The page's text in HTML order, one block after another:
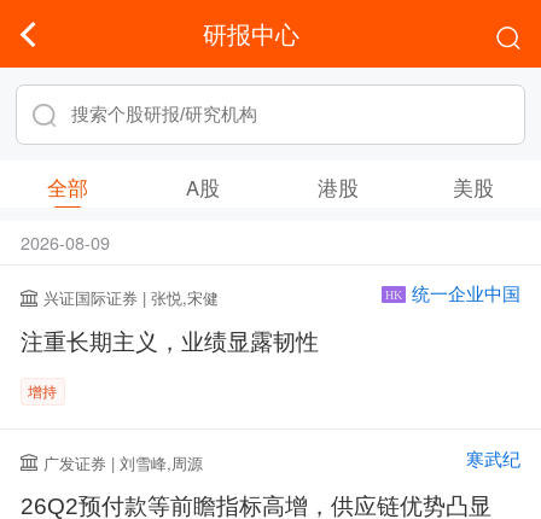
研报中心
全部 A股 港股 美股
2026-08-09
兴证国际证券 | 张悦,宋健 HK 统一企业中国
注重长期主义，业绩显露韧性
增持
广发证券 | 刘雪峰,周源 寒武纪
26Q2预付款等前瞻指标高增，供应链优势凸显